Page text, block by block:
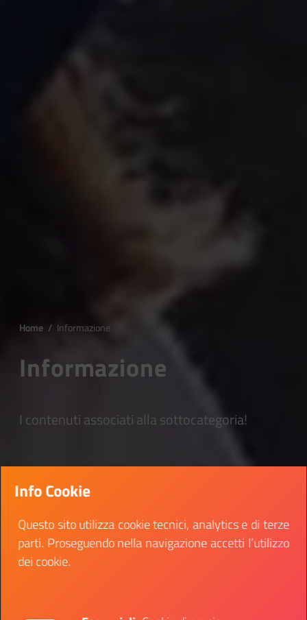
Home / Informazione
Informazione
I contenuti associati alla sottocategoria!
Info Cookie
Questo sito utilizza cookie tecnici, analytics e di terze
parti. Proseguendo nella navigazione accetti l’utilizzo
dei cookie.